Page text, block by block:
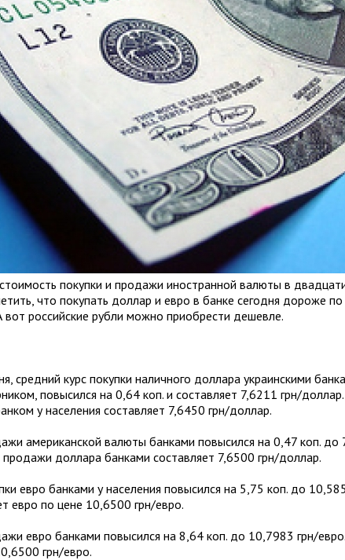
покупки и продажи иностранной валюты в
что покупать доллар и евро в банке сегодня дороже
российские рубли можно приобрести дешевле.
средний курс покупки наличного доллара украинскими
повысился на 0,64 коп. и составляет 7,6211 грн/
у населения составляет 7,6450 грн/доллар.
американской валюты банками повысился на 0,47 коп. до
доллара банками составляет 7,6500 грн/доллар.
евро банками у населения повысился на 5,75 коп. до
евро по цене 10,6500 грн/евро.
евро банками повысился на 8,64 коп. до 10,7983 грн/
грн/евро.